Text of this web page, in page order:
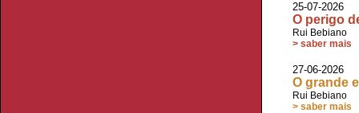
25-07-
O perigo
Rui Bebiano
> saber mais
27-06-
O grande
Rui Bebiano
> saber mais